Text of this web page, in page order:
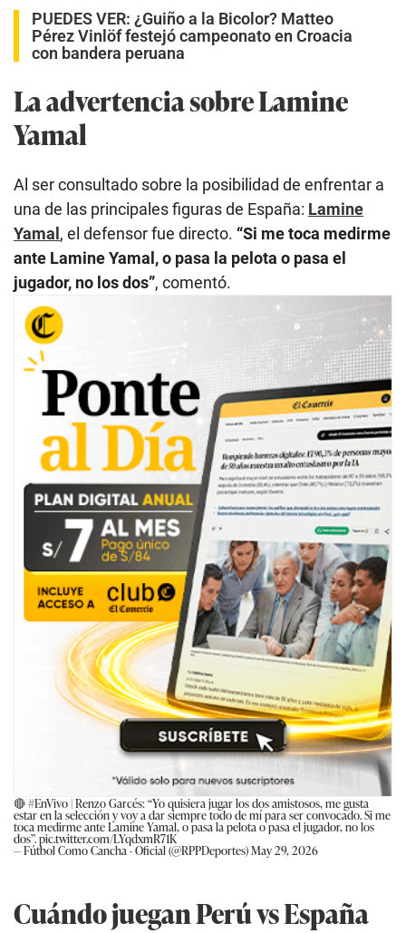
PUEDES VER: ¿Guiño a la Bicolor? Matteo
Pérez Vinlöf festejó campeonato en Croacia
con bandera peruana
La advertencia sobre Lamine
Yamal
Al ser consultado sobre la posibilidad de enfrentar a
una de las principales figuras de España: Lamine
Yamal , el defensor fue directo. “Si me toca medirme
ante Lamine Yamal, o pasa la pelota o pasa el
jugador, no los dos”, comentó.
🔴#EnVivo | Renzo Garcés: “Yo quisiera jugar los dos amistosos, me gusta
estar en la selección y voy a dar siempre todo de mí para ser convocado. Si me
toca medirme ante Lamine Yamal, o pasa la pelota o pasa el jugador, no los
dos”.pic.twitter.com/LYqdxmR71K
— Fútbol Como Cancha - Oficial (@RPPDeportes)May 29, 2026
Cuándo juegan Perú vs España